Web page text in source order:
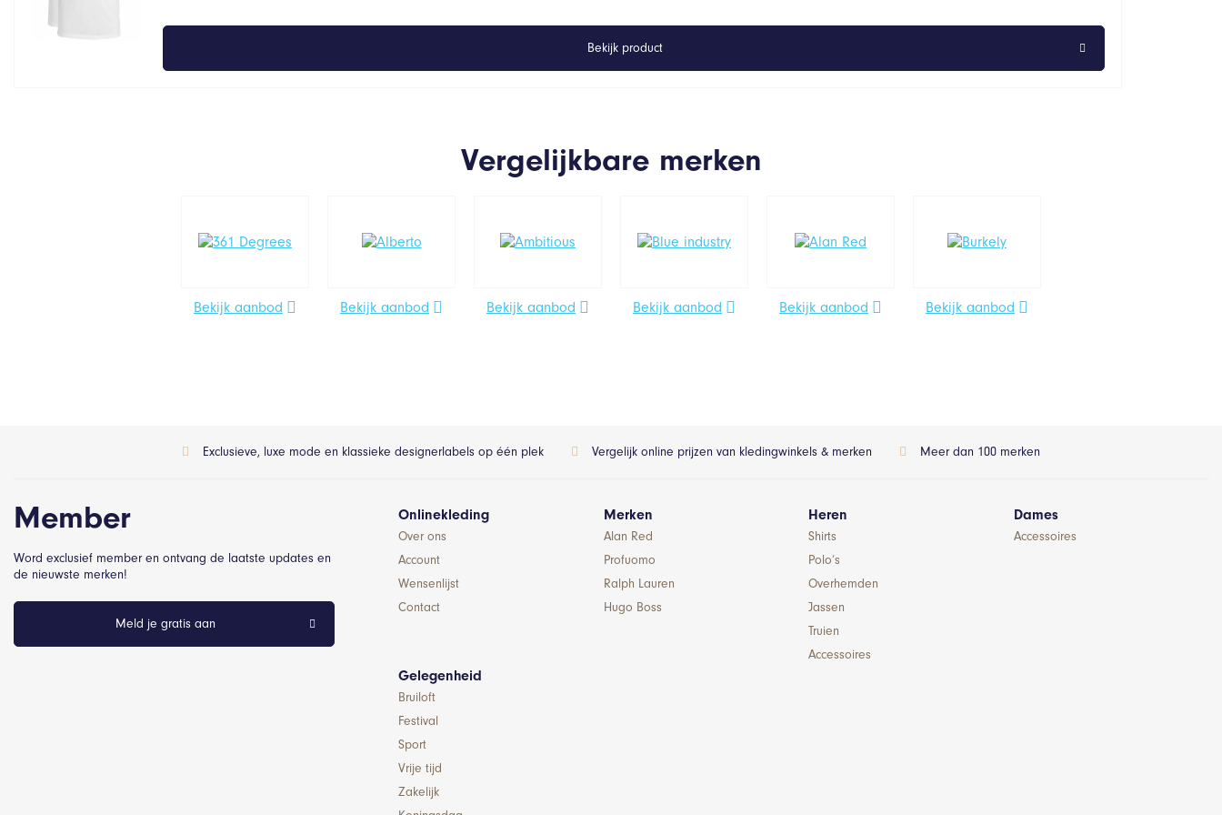
Bekijk product
Vergelijkbare merken
Bekijk aanbod Bekijk aanbod Bekijk aanbod Bekijk aanbod Bekijk aanbod Bekijk aanbod
Exclusieve, luxe mode en klassieke designerlabels op één plek Vergelijk online prijzen van kledingwinkels & merken Meer dan 100 merken
Member
Word exclusief member en ontvang de laatste updates en
de nieuwste merken!
Meld je gratis aan
Onlinekleding
Over ons
Account
Wensenlijst
Contact
Merken
Alan Red
Profuomo
Ralph Lauren
Hugo Boss
Heren
Shirts
Polo’s
Overhemden
Jassen
Truien
Accessoires
Dames
Accessoires
Gelegenheid
Bruiloft
Festival
Sport
Vrije tijd
Zakelijk